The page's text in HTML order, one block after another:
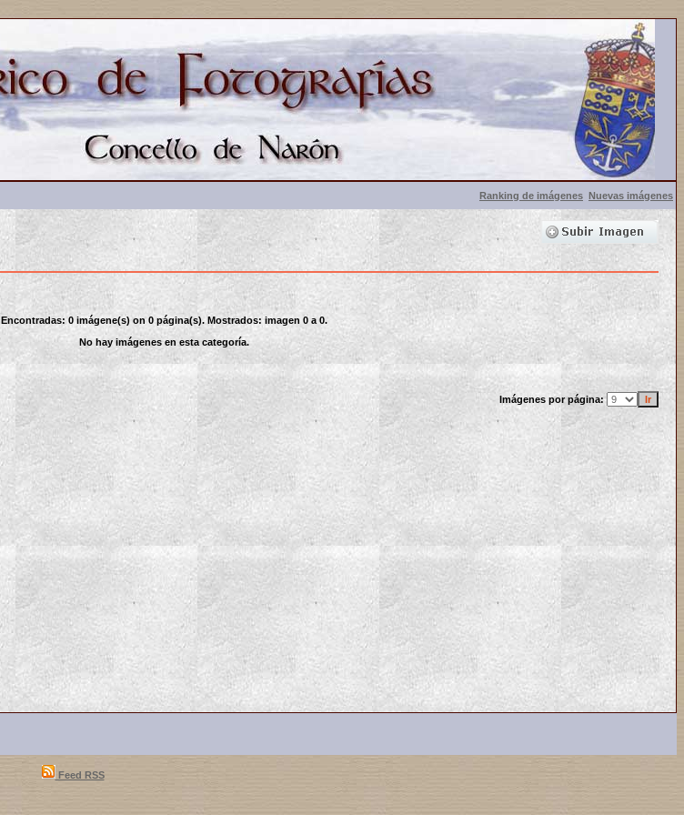
Ranking de imágenes Nuevas imágenes
Encontradas: 0 imágene(s) on 0 página(s). Mostrados: imagen 0 a 0.
No hay imágenes en esta categoría.
Imágenes por página:
Feed RSS